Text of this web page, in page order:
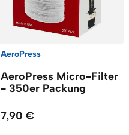
AeroPress
AeroPress Micro-Filter
- 350er Packung
7,90 €